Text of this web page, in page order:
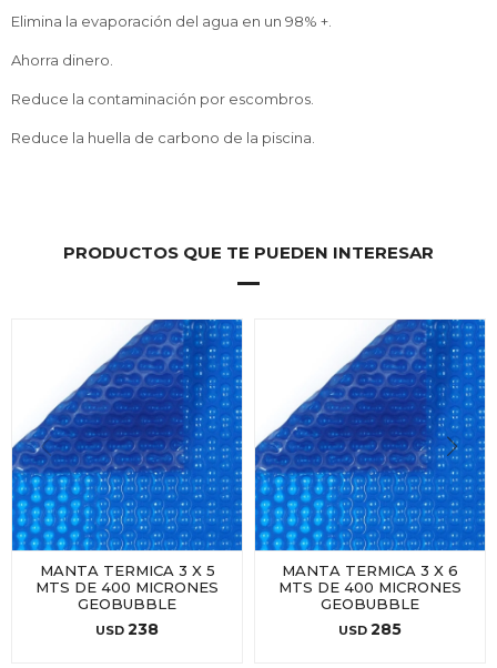
Elimina la evaporación del agua en un 98% +.
Ahorra dinero.
Reduce la contaminación por escombros.
Reduce la huella de carbono de la piscina.
PRODUCTOS QUE TE PUEDEN INTERESAR
MANTA TERMICA 3 X 5
MTS DE 400 MICRONES
GEOBUBBLE
USD 238
MANTA TERMICA 3 X 6
MTS DE 400 MICRONES
GEOBUBBLE
USD 285